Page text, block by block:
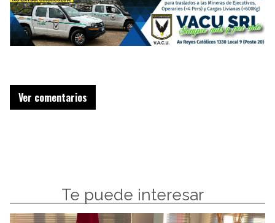
Ver comentarios
Te puede interesar